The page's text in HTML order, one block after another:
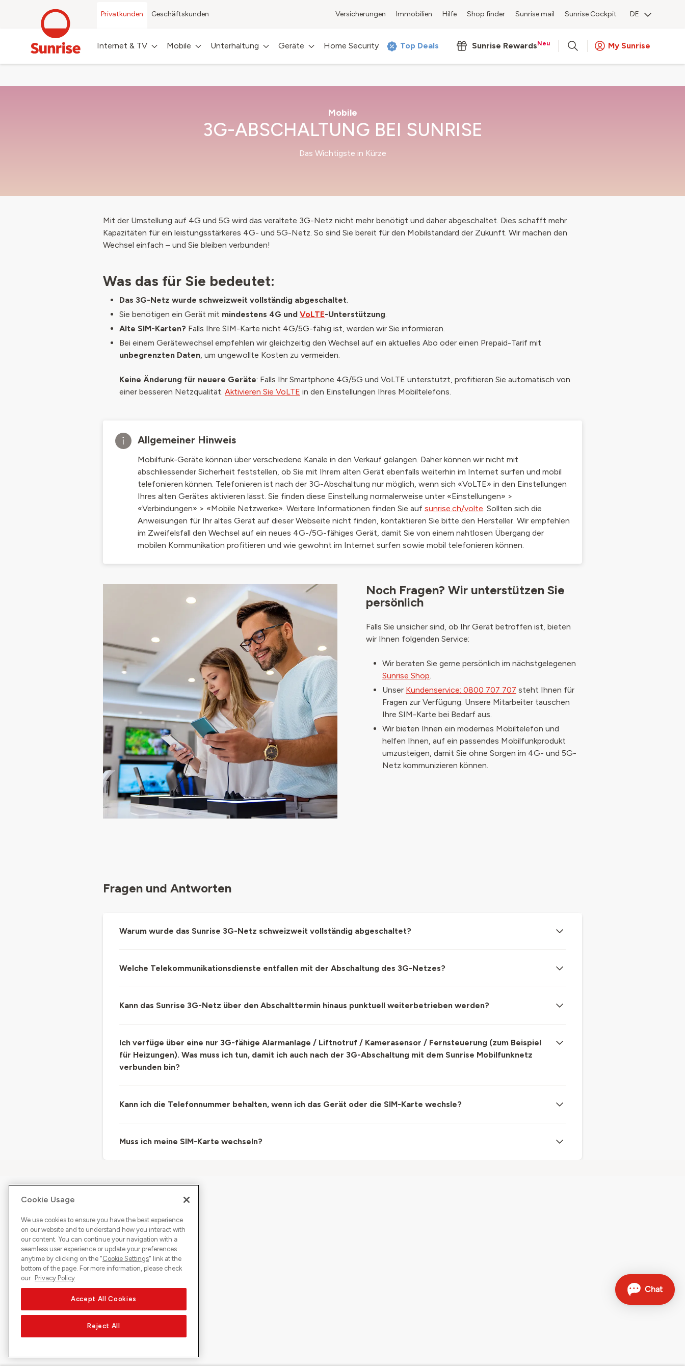
Privatkunden Geschäftskunden Versicherungen Immobilien Hilfe Shop finder Sunrise mail Sunrise Cockpit DE
Internet & TV Mobile Unterhaltung Geräte Home Security Top Deals Sunrise RewardsNeu My Sunrise
Mobile
3G-ABSCHALTUNG BEI SUNRISE
Das Wichtigste in Kürze
Mit der Umstellung auf 4G und 5G wird das veraltete 3G-Netz nicht mehr benötigt und daher abgeschaltet. Dies schafft mehr
Kapazitäten für ein leistungsstärkeres 4G- und 5G-Netz. So sind Sie bereit für den Mobilstandard der Zukunft. Wir machen den
Wechsel einfach – und Sie bleiben verbunden!
Was das für Sie bedeutet:
Das 3G-Netz wurde schweizweit vollständig abgeschaltet.
Sie benötigen ein Gerät mit mindestens 4G und VoLTE-Unterstützung.
Alte SIM-Karten? Falls Ihre SIM-Karte nicht 4G/5G-fähig ist, werden wir Sie informieren.
Bei einem Gerätewechsel empfehlen wir gleichzeitig den Wechsel auf ein aktuelles Abo oder einen Prepaid-Tarif mit
unbegrenzten Daten, um ungewollte Kosten zu vermeiden.
Keine Änderung für neuere Geräte: Falls Ihr Smartphone 4G/5G und VoLTE unterstützt, profitieren Sie automatisch von
einer besseren Netzqualität. Aktivieren Sie VoLTE in den Einstellungen Ihres Mobiltelefons.
Allgemeiner Hinweis
Mobilfunk-Geräte können über verschiedene Kanäle in den Verkauf gelangen. Daher können wir nicht mit
abschliessender Sicherheit feststellen, ob Sie mit Ihrem alten Gerät ebenfalls weiterhin im Internet surfen und mobil
telefonieren können. Telefonieren ist nach der 3G-Abschaltung nur möglich, wenn sich «VoLTE» in den Einstellungen
Ihres alten Gerätes aktivieren lässt. Sie finden diese Einstellung normalerweise unter «Einstellungen» >
«Verbindungen» > «Mobile Netzwerke». Weitere Informationen finden Sie auf sunrise.ch/volte. Sollten sich die
Anweisungen für Ihr altes Gerät auf dieser Webseite nicht finden, kontaktieren Sie bitte den Hersteller. Wir empfehlen
im Zweifelsfall den Wechsel auf ein neues 4G-/5G-fähiges Gerät, damit Sie von einem nahtlosen Übergang der
mobilen Kommunikation profitieren und wie gewohnt im Internet surfen sowie mobil telefonieren können.
Noch Fragen? Wir unterstützen Sie
persönlich
Falls Sie unsicher sind, ob Ihr Gerät betroffen ist, bieten
wir Ihnen folgenden Service:
Wir beraten Sie gerne persönlich im nächstgelegenen
Sunrise Shop.
Unser Kundenservice: 0800 707 707 steht Ihnen für
Fragen zur Verfügung. Unsere Mitarbeiter tauschen
Ihre SIM-Karte bei Bedarf aus.
Wir bieten Ihnen ein modernes Mobiltelefon und
helfen Ihnen, auf ein passendes Mobilfunkprodukt
umzusteigen, damit Sie ohne Sorgen im 4G- und 5G-
Netz kommunizieren können.
Fragen und Antworten
Warum wurde das Sunrise 3G-Netz schweizweit vollständig abgeschaltet?
Welche Telekommunikationsdienste entfallen mit der Abschaltung des 3G-Netzes?
Kann das Sunrise 3G-Netz über den Abschalttermin hinaus punktuell weiterbetrieben werden?
Ich verfüge über eine nur 3G-fähige Alarmanlage / Liftnotruf / Kamerasensor / Fernsteuerung (zum Beispiel
für Heizungen). Was muss ich tun, damit ich auch nach der 3G-Abschaltung mit dem Sunrise Mobilfunknetz
verbunden bin?
Kann ich die Telefonnummer behalten, wenn ich das Gerät oder die SIM-Karte wechsle?
Muss ich meine SIM-Karte wechseln?
Cookie Usage
We use cookies to ensure you have the best experience
on our website and to understand how you interact with
our content. You can continue your navigation with a
seamless user experience or update your preferences
anytime by clicking on the "Cookie Settings" link at the
bottom of the page. For more information, please check
our Privacy Policy
Accept All Cookies
Reject All